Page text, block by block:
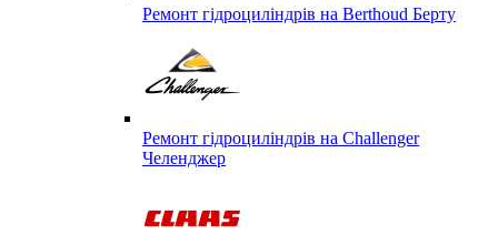
Ремонт гідроциліндрів на Berthoud Берту
Ремонт гідроциліндрів на Challenger
Челенджер